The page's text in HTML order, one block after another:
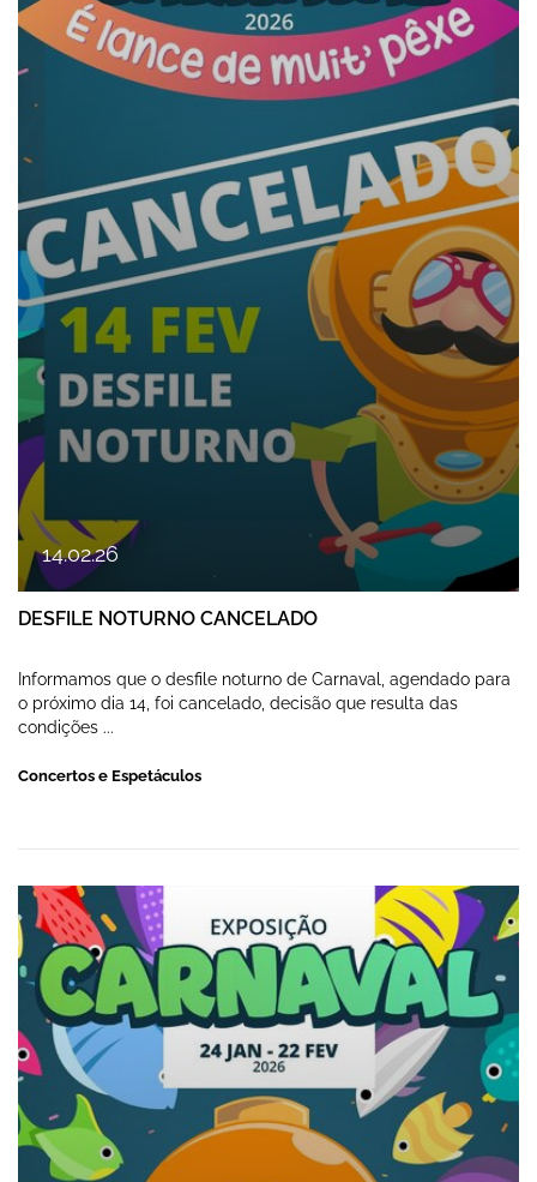
14.02.26
DESFILE NOTURNO CANCELADO
Informamos que o desfile noturno de Carnaval, agendado para
o próximo dia 14, foi cancelado, decisão que resulta das
condições ...
Concertos e Espetáculos
EXPOSIÇÃO